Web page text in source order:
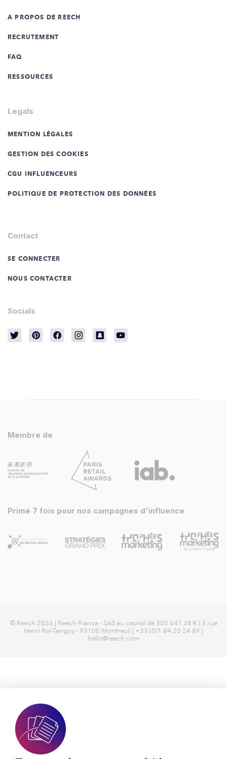
A PROPOS DE REECH
RECRUTEMENT
FAQ
RESSOURCES
Legals
MENTION LÉGALES
GESTION DES COOKIES
CGU INFLUENCEURS
POLITIQUE DE PROTECTION DES DONNÉES
Contact
SE CONNECTER
NOUS CONTACTER
Socials
Membre de
Primé 7 fois pour nos campagnes d'influence
© Reech 2026 | Reech France - SAS au capital de 305 641,38 € | 3 rue
Henri Rol-Tanguy - 93100 Montreuil | +33 (0)1 84 20 24 89 |
hello@reech.com
Nous utilisons des cookies pour analyser votre parcours sur
notre site afin d'améliorer votre expérience. Nous
partageons aussi ces informations avec des réseaux